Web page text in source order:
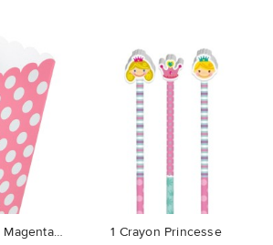
8 Boîtes à Friandises Magenta à...
1 Crayon Princesse